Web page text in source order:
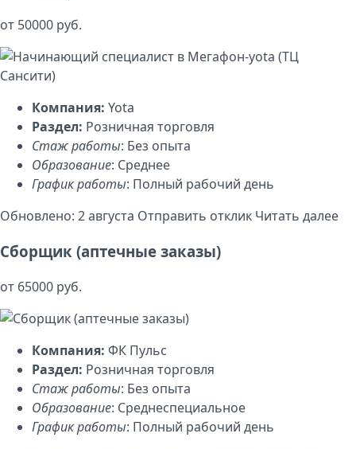
от 50000 руб.
Компания: Yota
Раздел: Розничная торговля
Стаж работы: Без опыта
Образование: Среднее
График работы: Полный рабочий день
Обновлено: 2 августа Отправить отклик Читать далее
Сборщик (аптечные заказы)
от 65000 руб.
Компания: ФК Пульс
Раздел: Розничная торговля
Стаж работы: Без опыта
Образование: Среднеспециальное
График работы: Полный рабочий день